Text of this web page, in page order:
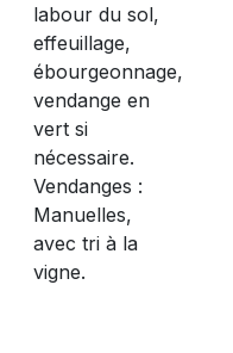
labour du sol,
effeuillage,
ébourgeonnage,
vendange en
vert si
nécessaire.
Vendanges :
Manuelles,
avec tri à la
vigne.